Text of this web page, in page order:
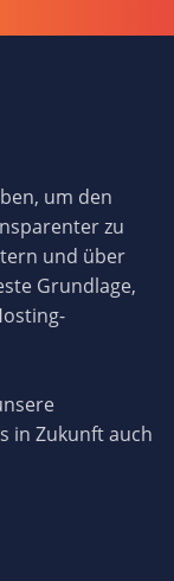
um den
zu
und über
Grundlage,
in Zukunft auch